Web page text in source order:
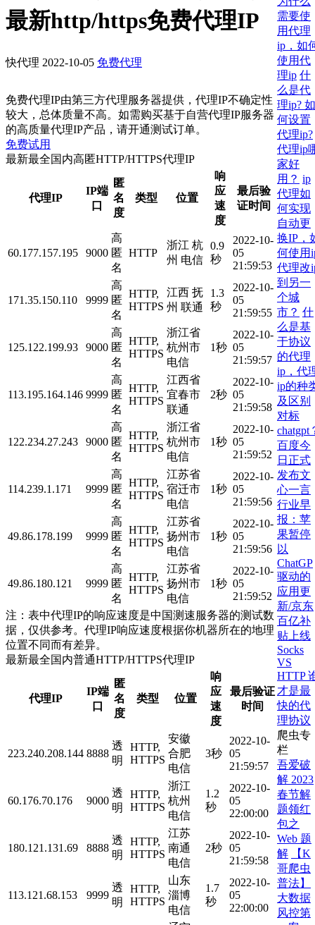
最新http/https免费代理IP
快代理 2022-10-05 免费代理
免费代理IP由第三方代理服务器提供，代理IP不确定性
较大，总体质量不高。如需购买基于自营代理IP服务器
的高质量代理IP产品，请开通测试订单。
免费试用
最新最全国内高匿HTTP/HTTPS代理IP
代理IP
IP端
口
匿
名
度
类型 位置
响
应
速
度
最后验
证时间
60.177.157.195 9000
高
匿
名
HTTP
浙江 杭
州 电信
0.9
秒
2022-10-
05
21:59:53
171.35.150.110 9999
高
匿
名
HTTP,
HTTPS
江西 抚
州 联通
1.3
秒
2022-10-
05
21:59:55
125.122.199.93 9000
高
匿
名
HTTP,
HTTPS
浙江省
杭州市
电信
1秒
2022-10-
05
21:59:57
113.195.164.146 9999
高
匿
名
HTTP,
HTTPS
江西省
宜春市
联通
2秒
2022-10-
05
21:59:58
122.234.27.243 9000
高
匿
名
HTTP,
HTTPS
浙江省
杭州市
电信
1秒
2022-10-
05
21:59:52
114.239.1.171 9999
高
匿
名
HTTP,
HTTPS
江苏省
宿迁市
电信
1秒
2022-10-
05
21:59:56
49.86.178.199 9999
高
匿
名
HTTP,
HTTPS
江苏省
扬州市
电信
1秒
2022-10-
05
21:59:56
49.86.180.121 9999
高
匿
名
HTTP,
HTTPS
江苏省
扬州市
电信
1秒
2022-10-
05
21:59:52
注：表中代理IP的响应速度是中国测速服务器的测试数
据，仅供参考。代理IP响应速度根据你机器所在的地理
位置不同而有差异。
最新最全国内普通HTTP/HTTPS代理IP
代理IP
IP端
口
匿
名
度
类型 位置
响
应
速
度
最后验证
时间
223.240.208.144 8888
透
明
HTTP,
HTTPS
安徽
合肥
电信
3秒
2022-10-
05
21:59:57
60.176.70.176 9000
透
明
HTTP,
HTTPS
浙江
杭州
电信
1.2
秒
2022-10-
05
22:00:00
180.121.131.69 8888
透
明
HTTP,
HTTPS
江苏
南通
电信
2秒
2022-10-
05
21:59:58
113.121.68.153 9999
透
明
HTTP,
HTTPS
山东
淄博
电信
1.7
秒
2022-10-
05
22:00:00
需要使
用代理
ip，如
使用代
理ip 什
么是代
理ip? 如
何设置
代理ip?
代理ip
家好
用？ ip
代理如
何实现
自动更
换IP，
何使用
代理改
到另一
个城
市？ 什
么是基
于协议
的代理
ip，代
ip的种
及区别
对标
chatgpt
百度今
日正式
发布文
心一言
行业早
报：苹
果暂停
以
ChatGP
驱动的
应用更
新/京东
百亿补
贴上线
Socks
VS
HTTP
才是最
快的代
理协议
爬虫专
栏
吾爱破
解 2023
春节解
题领红
包之
Web 题
解
【K
哥爬虫
普法】
大数据
风控第